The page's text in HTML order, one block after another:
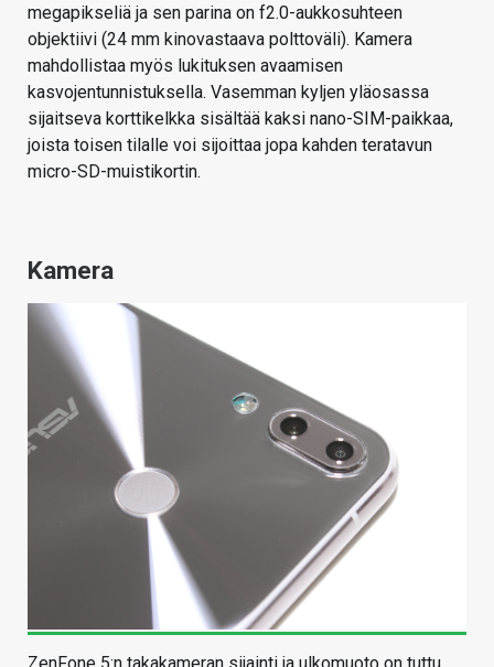
megapikseliä ja sen parina on f2.0-aukkosuhteen
objektiivi (24 mm kinovastaava polttoväli). Kamera
mahdollistaa myös lukituksen avaamisen
kasvojentunnistuksella. Vasemman kyljen yläosassa
sijaitseva korttikelkka sisältää kaksi nano-SIM-paikkaa,
joista toisen tilalle voi sijoittaa jopa kahden teratavun
micro-SD-muistikortin.
Kamera